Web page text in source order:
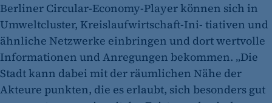
Berliner Circular-Economy-Player können sich in
Umweltcluster, Kreislaufwirtschaft-Ini- tiativen und
ähnliche Netzwerke einbringen und dort wertvolle
Informationen und Anregungen bekommen. „Die
Stadt kann dabei mit der räumlichen Nähe der
Akteure punkten, die es erlaubt, sich besonders gut